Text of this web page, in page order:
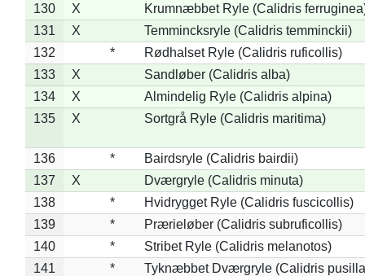
130
X
Krumnæbbet Ryle (Calidris
131
X
Temmincksryle (Calidris temminckii)
132
*
Rødhalset Ryle (Calidris ruficollis)
133
X
Sandløber (Calidris alba)
134
X
Almindelig Ryle (Calidris alpina)
135
X Sortgrå Ryle (Calidris maritima)
136 *
Bairdsryle (Calidris bairdii)
137
X
Dværgryle (Calidris minuta)
138
*
Hvidrygget Ryle (Calidris fuscicollis)
139
*
Prærieløber (Calidris subruficollis)
140
*
Stribet Ryle (Calidris melanotos)
141
*
Tyknæbbet Dværgryle (Calidris